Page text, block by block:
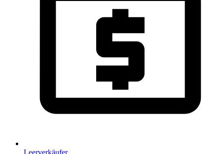
Leerverkäufer